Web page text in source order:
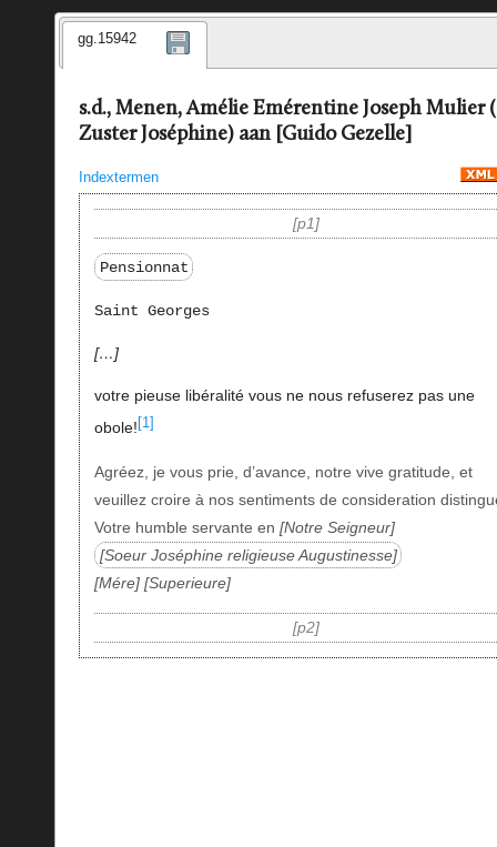
gg.15942
s.d., Menen, Amélie Emérentine Joseph Mulier
Zuster Joséphine) aan [Guido Gezelle]
Indextermen
p1
Pensionnat
Saint Georges
…
votre pieuse libéralité vous ne nous refuserez pas une
obole! [1]
Agréez, je vous prie, d’avance, notre vive gratitude, et
veuillez croire à nos sentiments de consideration
Votre humble servante en Notre Seigneur
Soeur Joséphine religieuse Augustinesse
Mére
Superieure
p2